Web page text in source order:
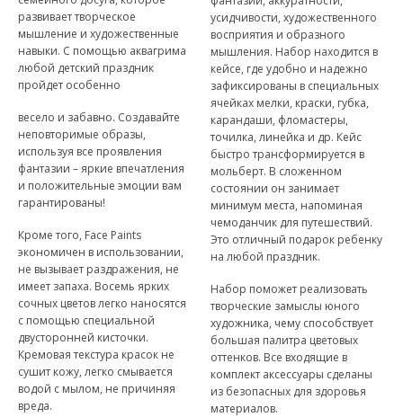
МИЦЕЛЛЯРНАЯ ВОДА
ПЕНКИ ДЛЯ УМЫВАНИЯ
СЫВОРОТКА ДЛЯ ЛИЦА
ЗЕРКАЛО С LED ПОДСВЕТКОЙ
КРЕМ ДЛЯ ЛИЦА
КОСМЕТИКА BIOAQUA
УХОД ЗА РУКАМИ И НОГАМИ
УХОД ЗА ТЕЛОМ
СРЕДСТВА ДЛЯ ДЕПИЛЯЦИИ И ЭПИЛЯЦИИ
МАССАЖЕРЫ
развивает творческое
мышление и художественные
навыки. С помощью аквагрима
любой детский праздник
пройдет особенно
весело и забавно. Создавайте
неповторимые образы,
используя все проявления
фантазии – яркие впечатления
и положительные эмоции вам
гарантированы!
Кроме того, Face Paints
экономичен в использовании,
не вызывает раздражения, не
имеет запаха. Восемь ярких
сочных цветов легко наносятся
с помощью специальной
двусторонней кисточки.
Кремовая текстура красок не
сушит кожу, легко смывается
водой с мылом, не причиняя
вреда.
усидчивости, художественного
восприятия и образного
мышления. Набор находится в
кейсе, где удобно и надежно
зафиксированы в специальных
ячейках мелки, краски, губка,
карандаши, фломастеры,
точилка, линейка и др. Кейс
быстро трансформируется в
мольберт. В сложенном
состоянии он занимает
минимум места, напоминая
чемоданчик для путешествий.
Это отличный подарок ребенку
на любой праздник.
Набор поможет реализовать
творческие замыслы юного
художника, чему способствует
большая палитра цветовых
оттенков. Все входящие в
комплект аксессуары сделаны
из безопасных для здоровья
материалов.